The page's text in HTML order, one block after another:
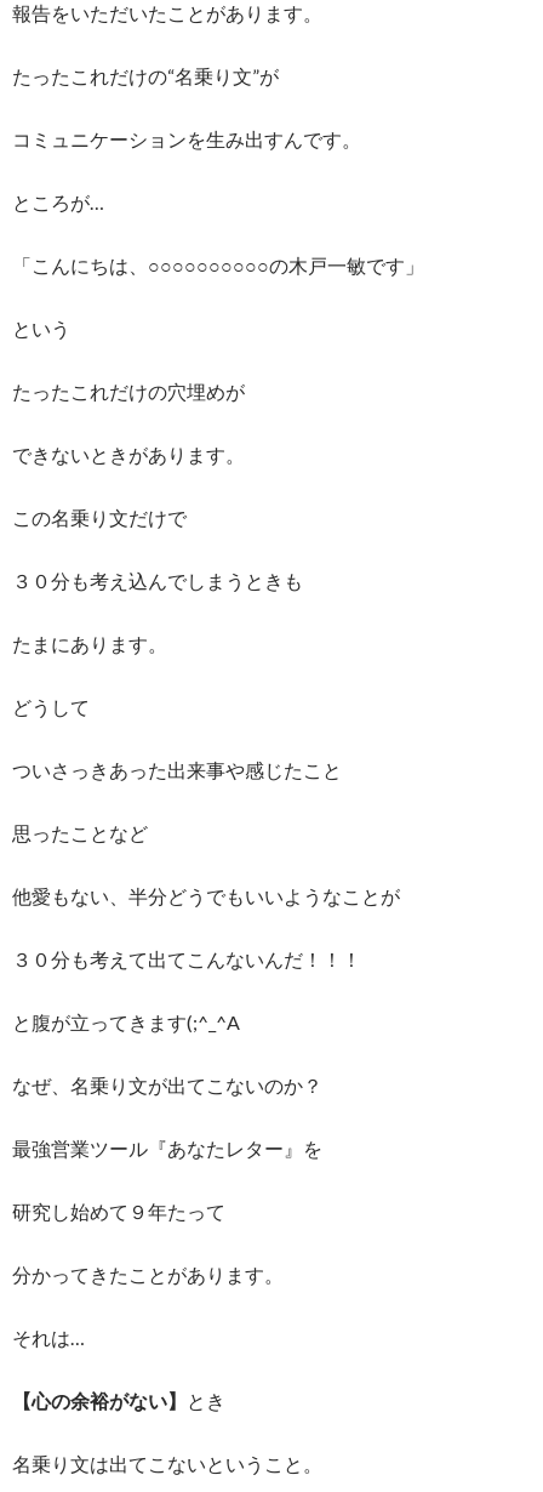
報告をいただいたことがあります。
たったこれだけの“名乗り文”が
コミュニケーションを生み出すんです。
ところが…
「こんにちは、○○○○○○○○○○の木戸一敏です」
という
たったこれだけの穴埋めが
できないときがあります。
この名乗り文だけで
３０分も考え込んでしまうときも
たまにあります。
どうして
ついさっきあった出来事や感じたこと
思ったことなど
他愛もない、半分どうでもいいようなことが
３０分も考えて出てこんないんだ！！！
と腹が立ってきます(;^_^A
なぜ、名乗り文が出てこないのか？
最強営業ツール『あなたレター』を
研究し始めて９年たって
分かってきたことがあります。
それは…
【心の余裕がない】 とき
名乗り文は出てこないということ。